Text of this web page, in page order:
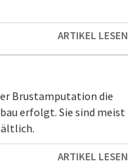
ARTIKEL LESEN
Brustamputation die
erfolgt. Sie sind meist
ARTIKEL LESEN